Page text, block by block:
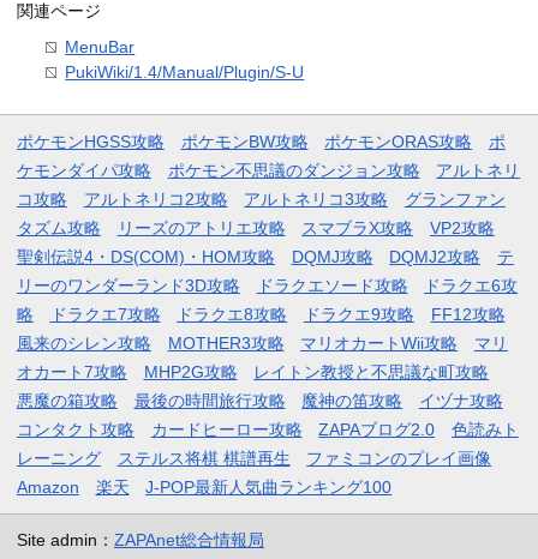
関連ページ
MenuBar
PukiWiki/1.4/Manual/Plugin/S-U
ポケモンHGSS攻略 ポケモンBW攻略 ポケモンORAS攻略
ポ
ケモンダイパ攻略
ポケモン不思議のダンジョン攻略
アルトネリ
コ攻略
アルトネリコ2攻略 アルトネリコ3攻略
グランファン
タズム攻略
リーズのアトリエ攻略 スマブラX攻略
VP2攻略
聖剣伝説4・DS(COM)・HOM攻略
DQMJ攻略 DQMJ2攻略
テ
リーのワンダーランド3D攻略
ドラクエソード攻略
ドラクエ6攻
略
ドラクエ7攻略 ドラクエ8攻略 ドラクエ9攻略
FF12攻略
風来のシレン攻略
MOTHER3攻略 マリオカートWii攻略
マリ
オカート7攻略
MHP2G攻略
レイトン教授と不思議な町攻略
悪魔の箱攻略
最後の時間旅行攻略 魔神の笛攻略
イヅナ攻略
コンタクト攻略
カードヒーロー攻略 ZAPAブログ2.0
色読みト
レーニング
ステルス将棋 棋譜再生
ファミコンのプレイ画像
Amazon
楽天 J-POP最新人気曲ランキング100
Site admin： ZAPAnet総合情報局